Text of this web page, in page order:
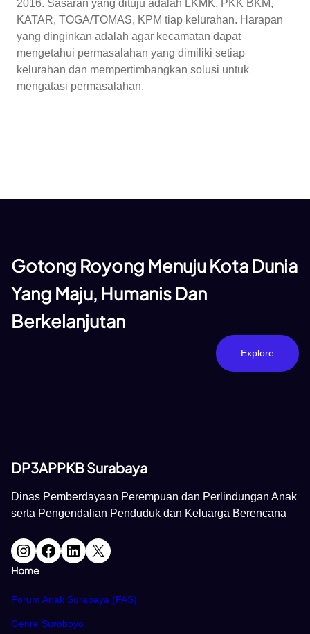
2016. Sasaran yang dituju adalah LKMK, PKK BKM,
KATAR, TOGA/TOMAS, KPM tiap kelurahan. Harapan
yang dinginkan adalah agar kecamatan dapat
mengetahui permasalahan yang dimiliki setiap
kelurahan dan mempertimbangkan solusi untuk
mengatasi permasalahan.
Gotong Royong Menuju Kota Dunia
Yang Maju, Humanis Dan
Berkelanjutan
Explore
DP3APPKB Surabaya
Dinas Pemberdayaan Perempuan dan Perlindungan Anak
serta Pengendalian Penduduk dan Keluarga Berencana
Instagram Facebook LinkedIn X
Home
Forum Anak Surabaya (FAS)
Genre Suroboyo